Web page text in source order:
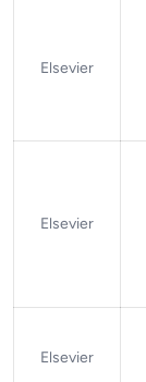
Elsevier
Elsevier
Elsevier